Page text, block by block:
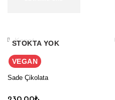
STOKTA YOK
VEGAN
Kapat
Sade Çikolata